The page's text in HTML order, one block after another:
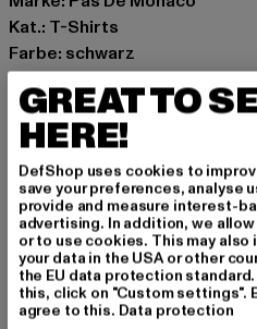
Kat.: T-Shirts
Farbe: schwarz
Hersteller Farbe: black
Materialzusammensetzung:
Art.Nr: PASDEM-001-002-
Hersteller: Zabou House |
Shelley Road, Ashton-on-
GB
GRÖSSE & PASSFORM
GREAT TO
HERE!
DefShop uses cookies to
save your preferences, analyse
provide and measure interest-
advertising. In addition, we
or to use cookies. This may
your data in the USA or other
the EU data protection
this, click on "Custom settings".
agree to this. Data protection